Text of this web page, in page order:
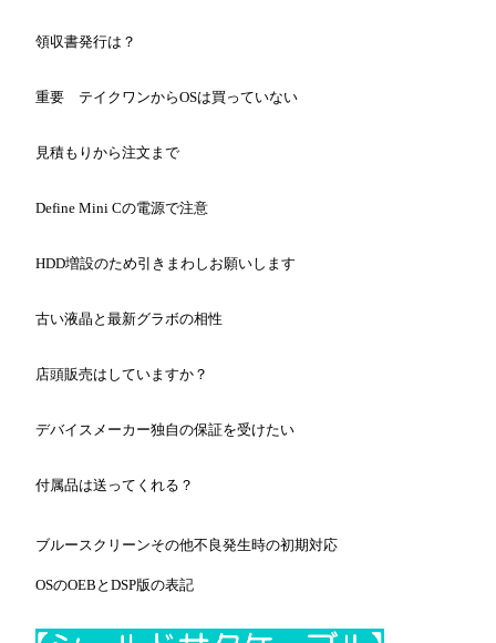
領収書発行は？
重要 テイクワンからOSは買っていない
見積もりから注文まで
Define Mini Cの電源で注意
HDD増設のため引きまわしお願いします
古い液晶と最新グラボの相性
店頭販売はしていますか？
デバイスメーカー独自の保証を受けたい
付属品は送ってくれる ？
ブルースクリーンその他不良発生時の初期対応
OSのOEBとDSP版の表記